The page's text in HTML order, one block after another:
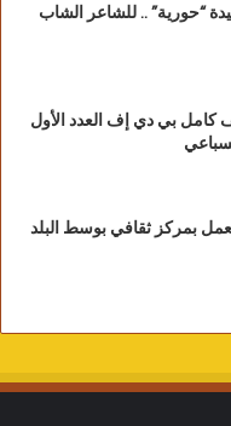
“حورية” .. للشاعر الشاب
كامل بي دي إف العدد الأول
بمركز ثقافي بوسط البلد